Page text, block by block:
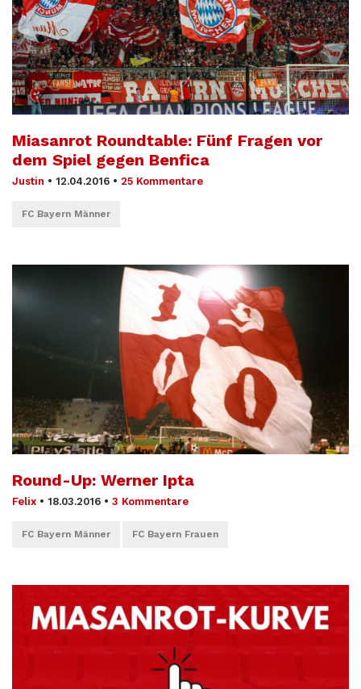
Miasanrot Roundtable: Fünf Fragen vor
dem Spiel gegen Benfica
Justin • 12.04.2016 • 25 Kommentare
FC Bayern Männer
Round-Up: Werner Ipta
Felix • 18.03.2016 • 3 Kommentare
FC Bayern Männer FC Bayern Frauen